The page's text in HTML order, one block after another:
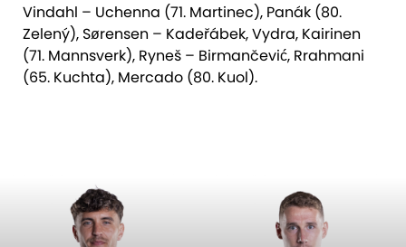
Vindahl – Uchenna (71. Martinec), Panák (80.
Zelený), Sørensen – Kadeřábek, Vydra, Kairinen
(71. Mannsverk), Ryneš – Birmančević, Rrahmani
(65. Kuchta), Mercado (80. Kuol).